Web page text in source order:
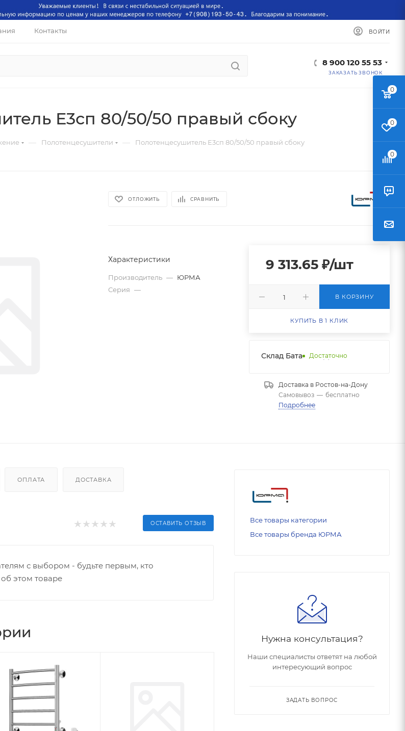
Контакты ВОЙТИ
8 900 120 55 53
ЗАКАЗАТЬ ЗВОНОК
Е3сп 80/50/50 правый сбоку
— Полотенцесушители — Полотенцесушитель Е3сп 80/50/50 правый сбоку
ОТЛОЖИТЬ СРАВНИТЬ
Характеристики
Производитель — ЮРМА
Серия —
9 313.65 ₽/шт
В КОРЗИНУ
КУПИТЬ В 1 КЛИК
Склад Батайск НДС 1
Достаточно
Доставка в Ростов-на-Дону
Самовывоз — бесплатно
Подробнее
ОПЛАТА ДОСТАВКА
ОСТАВИТЬ ОТЗЫВ
с выбором - будьте первым, кто
этом товаре
Все товары категории
Все товары бренда ЮРМА
Нужна консультация?
Наши специалисты ответят на любой
интересующий вопрос
ЗАДАТЬ ВОПРОС
0
0
0